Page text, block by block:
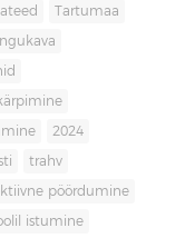
Tartumaa
2024
trahv
pöördumine
istumine